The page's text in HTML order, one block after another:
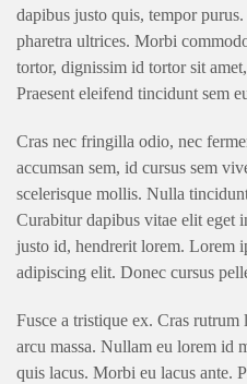
dapibus justo quis, tempor
pharetra ultrices. Morbi
tortor, dignissim id tortor sit
Praesent eleifend tincidunt sem
Cras nec fringilla odio, nec
accumsan sem, id cursus sem
scelerisque mollis. Nulla
Curabitur dapibus vitae elit eget
justo id, hendrerit lorem. Lorem
adipiscing elit. Donec cursus
Fusce a tristique ex. Cras
arcu massa. Nullam eu lorem id
quis lacus. Morbi eu lacus ante.